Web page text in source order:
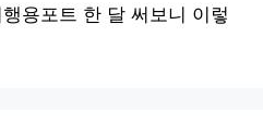
용포트 한 달 써보니 이렇